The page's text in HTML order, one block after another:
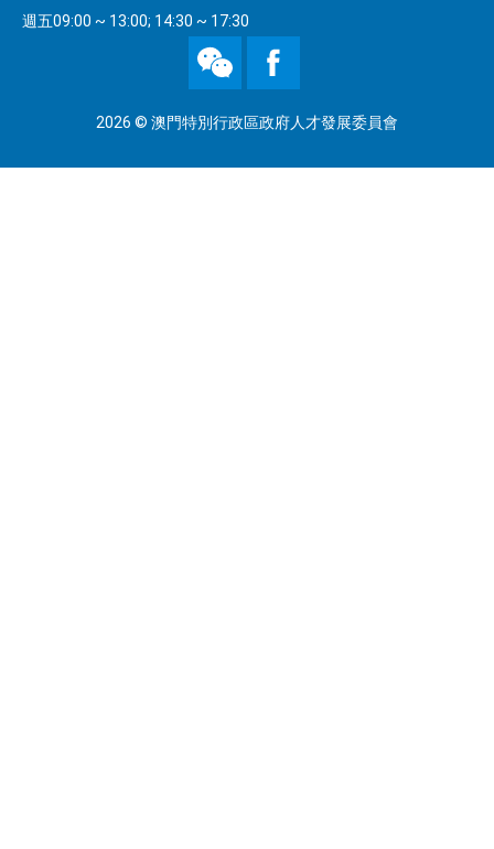
週五09:00 ~ 13:00; 14:30 ~ 17:30
2026 © 澳門特別行政區政府人才發展委員會